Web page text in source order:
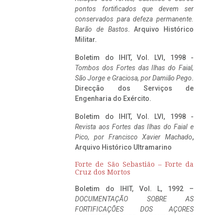
pontos fortificados que devem ser
conservados para defeza permanente.
Barão de Bastos. Arquivo Histórico
Militar.
Boletim do IHIT, Vol. LVI, 1998 -
Tombos dos Fortes das Ilhas do Faial,
São Jorge e Graciosa, por Damião Pego.
Direcção dos Serviços de
Engenharia do Exército.
Boletim do IHIT, Vol. LVI, 1998 -
Revista aos Fortes das Ilhas do Faial e
Pico, por Francisco Xavier Machado,
Arquivo Histórico Ultramarino
Forte de São Sebastião – Forte da
Cruz dos Mortos
Boletim do IHIT, Vol. L, 1992 –
DOCUMENTAÇÃO SOBRE AS
FORTIFICAÇÕES DOS AÇORES